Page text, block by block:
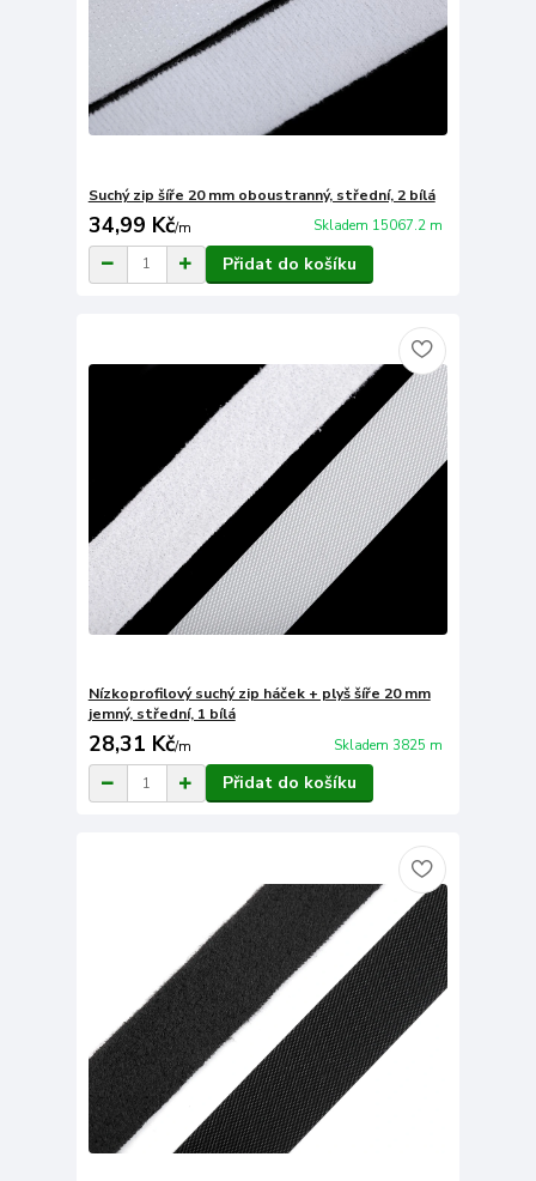
Suchý zip šíře 20 mm oboustranný, střední, 2 bílá
34,99 Kč/m Skladem 15067.2 m
Přidat do košíku
Nízkoprofilový suchý zip háček + plyš šíře 20 mm
jemný, střední, 1 bílá
28,31 Kč/m Skladem 3825 m
Přidat do košíku